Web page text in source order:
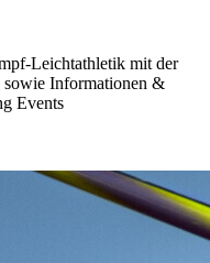
Leichtathletik mit der
sowie Informationen &
Events